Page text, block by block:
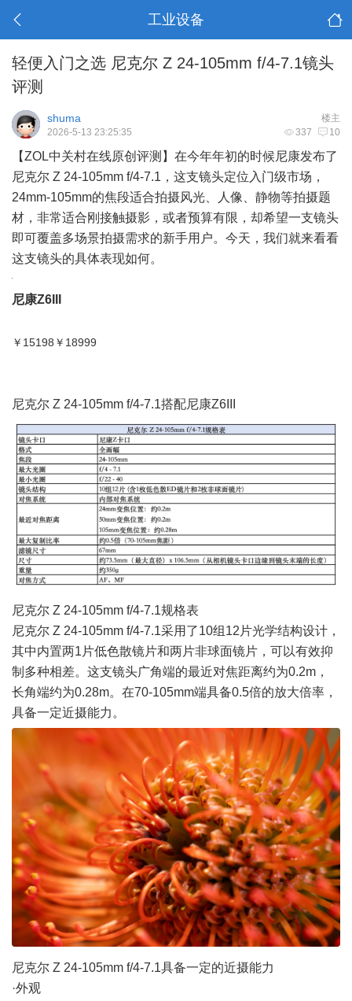
工业设备
轻便入门之选 尼克尔 Z 24-105mm f/4-7.1镜头
评测
楼主
shuma
337 10
2026-5-13 23:25:35
【ZOL中关村在线原创评测】在今年年初的时候尼康发布了
尼克尔 Z 24-105mm f/4-7.1，这支镜头定位入门级市场，
24mm-105mm的焦段适合拍摄风光、人像、静物等拍摄题
材，非常适合刚接触摄影，或者预算有限，却希望一支镜头
即可覆盖多场景拍摄需求的新手用户。今天，我们就来看看
这支镜头的具体表现如何。
尼康Z6III
￥15198 ￥18999
尼克尔 Z 24-105mm f/4-7.1搭配尼康Z6III
尼克尔 Z 24-105mm f/4-7.1规格表
尼克尔 Z 24-105mm f/4-7.1采用了10组12片光学结构设计，
其中内置两1片低色散镜片和两片非球面镜片，可以有效抑
制多种相差。这支镜头广角端的最近对焦距离约为0.2m，
长角端约为0.28m。在70-105mm端具备0.5倍的放大倍率，
具备一定近摄能力。
尼克尔 Z 24-105mm f/4-7.1具备一定的近摄能力
·外观